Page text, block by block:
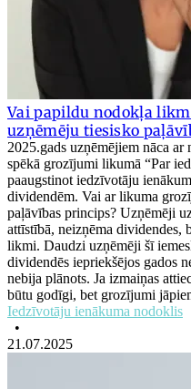
Vai papildu nodokļa
uzņēmēju tiesisko
2025.gads uzņēmējiem nāca
spēkā grozījumi likumā “Par
paaugstinot iedzīvotāju
dividendēm. Vai ar likuma
paļāvības princips? Uzņēmēji
attīstībā, neizņēma dividendes,
likmi. Daudzi uzņēmēji šī
dividendēs iepriekšējos gados
nebija plānots. Ja izmaiņas
būtu godīgi, bet grozījumi
Iedzīvotāju ienākuma nodoklis
•
21.07.2025